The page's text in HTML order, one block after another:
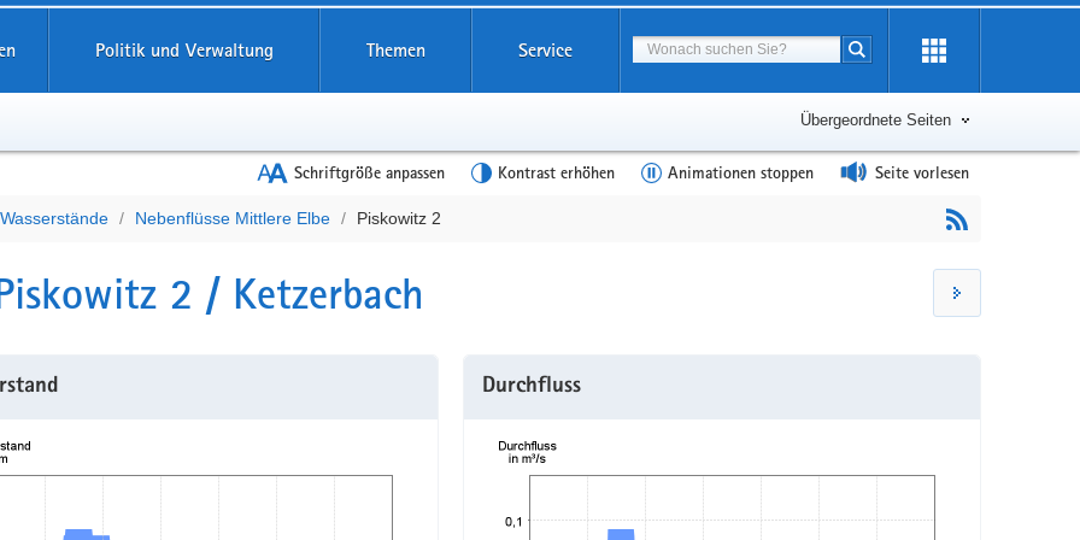
Politik und Verwaltung Themen Service Suchbegriff
Suche starten
Übergeordnete Seiten
Schriftgröße anpassen Kontrast erhöhen Animationen stoppen Seite vorlesen
Nebenflüsse Mittlere Elbe Piskowitz 2
2 / Ketzerbach
Durchfluss